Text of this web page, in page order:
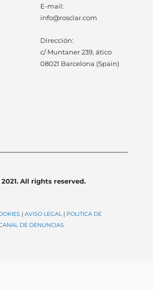
E-mail:
info@rosclar.com
Dirección:
c/ Muntaner 239, ático
08021 Barcelona (Spain)
2021. All rights reserved.
| AVISO LEGAL| POLITICA DE
DE DENUNCIAS